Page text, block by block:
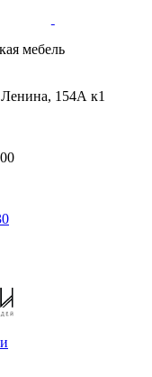
мебель
Ленина, 154А к1